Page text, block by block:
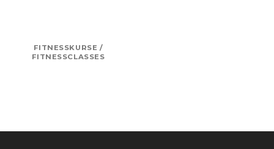
FITNESSKURSE /
FITNESSCLASSES